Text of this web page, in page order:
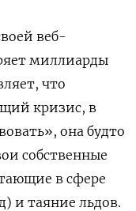
веб-
миллиарды
что
кризис, в
она будто
собственные
в сфере
и таяние льдов.